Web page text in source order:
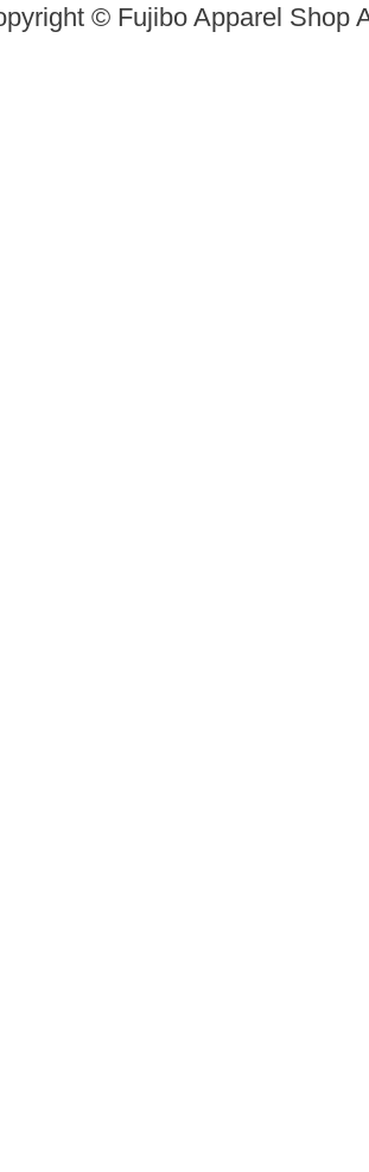
© Fujibo Apparel Shop